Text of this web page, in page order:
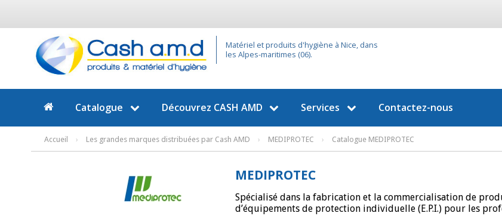
Matériel et produits d'hygiène à Nice, dans
les Alpes-maritimes (06).
Catalogue Découvrez CASH AMD Services Contactez-nous
Accueil › Les grandes marques distribuées par Cash AMD › MEDIPROTEC › Catalogue MEDIPROTEC
MEDIPROTEC
Spécialisé dans la fabrication et la commercialisation de
d’équipements de protection individuelle (E.P.I.) pour les